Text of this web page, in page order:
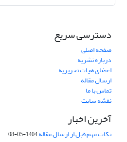
دسترسی سریع
صفحه اصلی
درباره نشریه
اعضای هیات تحریریه
ارسال مقاله
تماس با ما
نقشه سایت
آخرین اخبار
نکات مهم قبل از ارسال مقاله1404-05-08